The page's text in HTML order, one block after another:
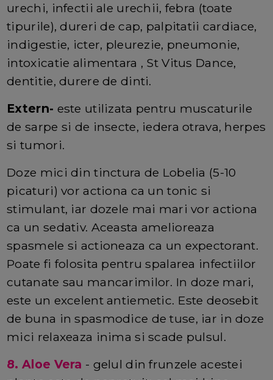
urechi, infectii ale urechii, febra (toate
tipurile), dureri de cap, palpitatii cardiace,
indigestie, icter, pleurezie, pneumonie,
intoxicatie alimentara , St Vitus Dance,
dentitie, durere de dinti.
Extern- este utilizata pentru muscaturile
de sarpe si de insecte, iedera otrava, herpes
si tumori.
Doze mici din tinctura de Lobelia (5-10
picaturi) vor actiona ca un tonic si
stimulant, iar dozele mai mari vor actiona
ca un sedativ. Aceasta amelioreaza
spasmele si actioneaza ca un expectorant.
Poate fi folosita pentru spalarea infectiilor
cutanate sau mancarimilor. In doze mari,
este un excelent antiemetic. Este deosebit
de buna in spasmodice de tuse, iar in doze
mici relaxeaza inima si scade pulsul.
8. Aloe Vera - gelul din frunzele acestei